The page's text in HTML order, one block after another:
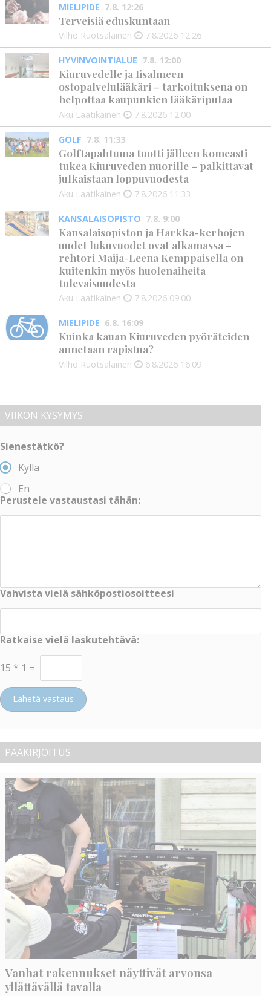
MIELIPIDE 7.8. 12:26
Terveisiä eduskuntaan
Vilho Ruotsalainen 7.8.2026 12:26
HYVINVOINTIALUE 7.8. 12:00
Kiuruvedelle ja Iisalmeen
ostopalvelulääkäri – tarkoituksena on
helpottaa kaupunkien lääkäripulaa
Aku Laatikainen 7.8.2026 12:00
GOLF 7.8. 11:33
Golftapahtuma tuotti jälleen komeasti
tukea Kiuruveden nuorille – palkittavat
julkaistaan loppuvuodesta
Aku Laatikainen 7.8.2026 11:33
KANSALAISOPISTO 7.8. 9:00
Kansalaisopiston ja Harkka-kerhojen
uudet lukuvuodet ovat alkamassa –
rehtori Maija-Leena Kemppaisella on
kuitenkin myös huolenaiheita
tulevaisuudesta
Aku Laatikainen 7.8.2026 09:00
MIELIPIDE 6.8. 16:09
Kuinka kauan Kiuruveden pyöräteiden
annetaan rapistua?
Vilho Ruotsalainen 6.8.2026 16:09
VIIKON KYSYMYS
Sienestätkö?
Kyllä
En
Perustele vastaustasi tähän:
Vahvista vielä sähköpostiosoitteesi
Ratkaise vielä laskutehtävä:
15 * 1 =
Lähetä vastaus
PÄÄKIRJOITUS
Vanhat rakennukset näyttivät arvonsa
yllättävällä tavalla